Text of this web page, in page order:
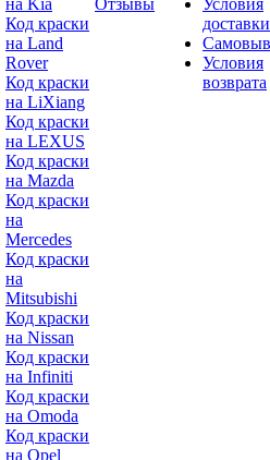
на Kia
Код краски
на Land
Rover
Код краски
на LiXiang
Код краски
на LEXUS
Код краски
на Mazda
Код краски
на
Mercedes
Код краски
на
Mitsubishi
Код краски
на Nissan
Код краски
на Infiniti
Код краски
на Omoda
Код краски
на Opel
Отзывы
Условия
доставки
Условия
возврата